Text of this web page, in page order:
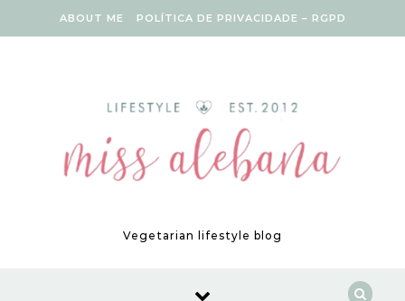
ABOUT ME POLÍTICA DE PRIVACIDADE – RGPD
Vegetarian lifestyle blog